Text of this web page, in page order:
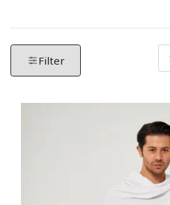
Filter
Filter by produkter.
Tar bort alla aktiva filter